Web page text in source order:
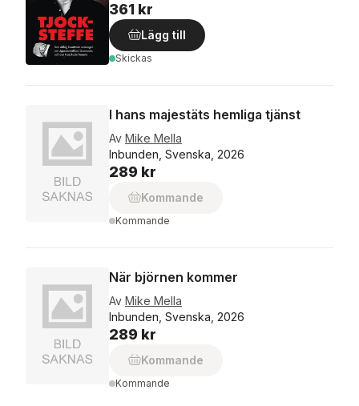
361 kr
Lägg till
Skickas
I hans majestäts hemliga tjänst
Av Mike Mella
Inbunden, Svenska, 2026
289 kr
Kommande
Kommande
När björnen kommer
Av Mike Mella
Inbunden, Svenska, 2026
289 kr
Kommande
Kommande